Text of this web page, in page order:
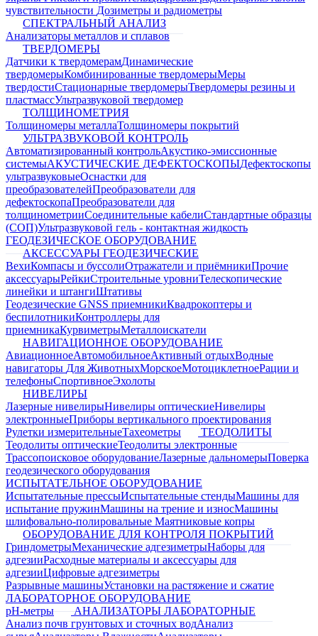
чувствительности Дозиметры и радиометры
СПЕКТРАЛЬНЫЙ АНАЛИЗ
Анализаторы металлов и сплавов
ТВЕРДОМЕРЫ
Датчики к твердомерамДинамические
твердомерыКомбинированные твердомерыМеры
твердостиСтационарные твердомерыТвердомеры резины и
пластмассУльтразвуковой твердомер
ТОЛЩИНОМЕТРИЯ
Толщиномеры металлаТолщиномеры покрытий
УЛЬТРАЗВУКОВОЙ КОНТРОЛЬ
Автоматизированный контрольАкустико-эмиссионные
системыАКУСТИЧЕСКИЕ ДЕФЕКТОСКОПЫДефектоскопы
ультразвуковыеОснастки для
преобразователейПреобразователи для
дефектоскопаПреобразователи для
толщинометрииСоединительные кабелиСтандартные образцы
(СОП)Ультразвуковой гель - контактная жидкость
ГЕОДЕЗИЧЕСКОЕ ОБОРУДОВАНИЕ
АКСЕССУАРЫ ГЕОДЕЗИЧЕСКИЕ
ВехиКомпасы и буссолиОтражатели и приёмникиПрочие
аксессуарыРейкиСтроительные уровниТелескопические
линейки и штангиШтативы
Геодезические GNSS приемникиКвадрокоптеры и
беспилотникиКонтроллеры для
приемникаКурвиметрыМеталлоискатели
НАВИГАЦИОННОЕ ОБОРУДОВАНИЕ
АвиационноеАвтомобильноеАктивный отдыхВодные
навигаторы Для ЖивотныхМорскоеМотоциклетноеРации и
телефоныСпортивноеЭхолоты
НИВЕЛИРЫ
Лазерные нивелирыНивелиры оптическиеНивелиры
электронныеПриборы вертикального проектирования
Рулетки измерительныеТахеометры
ТЕОДОЛИТЫ
Теодолиты оптическиеТеодолиты электронные
Трассопоисковое оборудованиеЛазерные дальномерыПоверка
геодезического оборудования
ИСПЫТАТЕЛЬНОЕ ОБОРУДОВАНИЕ
Испытательные прессыИспытательные стендыМашины для
испытание пружинМашины на трение и износМашины
шлифовально-полировальные Маятниковые копры
ОБОРУДОВАНИЕ ДЛЯ КОНТРОЛЯ ПОКРЫТИЙ
ГриндометрыМеханические адгезиметрыНаборы для
адгезииРасходные материалы и аксессуары для
адгезииЦифровые адгезиметры
Разрывные машиныУстановки на растяжение и сжатие
ЛАБОРАТОРНОЕ ОБОРУДОВАНИЕ
pH-метры
АНАЛИЗАТОРЫ ЛАБОРАТОРНЫЕ
Анализ почв грунтовых и сточных водАнализ